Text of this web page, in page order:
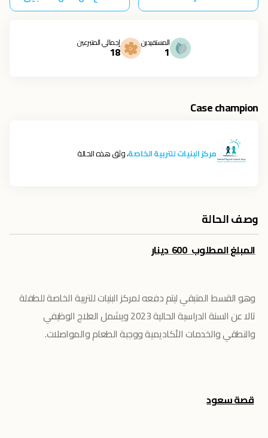
المستفيدين
1
إجمالي المتبرعين
18
Case champion
مركز البنيات للتربية الخاصة، وثق هذه الحالة
وصف الحالة
المبلغ المطلوب 600 دينار
وهو القسط المتبقي ليتم دفعه لمركز البنيات للتربية الخاصة للطفلة
تالا عن السنة الدراسية الحالية 2023 ويشمل العلاج الوظيفي
والنطقي والخدمات الأكاديمية ووجبة الطعام والمواصلات.
قصة سعود